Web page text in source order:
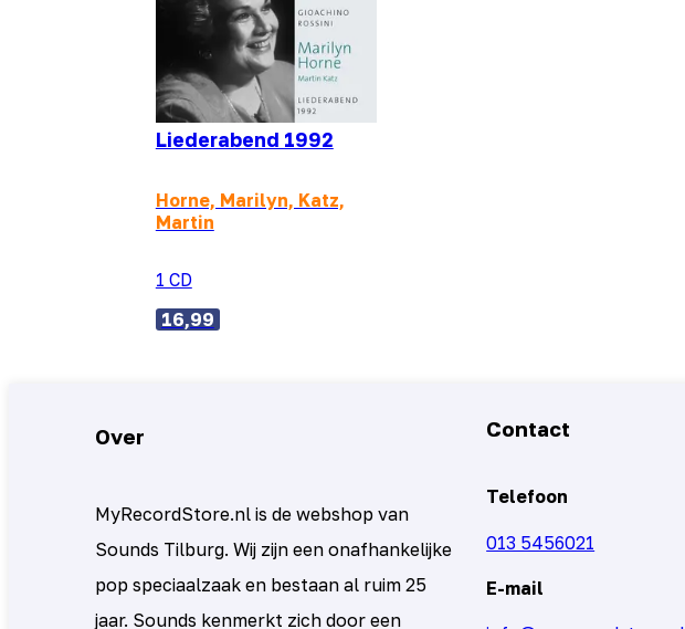
Liederabend 1992
Horne, Marilyn, Katz,
Martin
1 CD
16,99
Over
MyRecordStore.nl is de webshop van
Sounds Tilburg. Wij zijn een onafhankelijke
pop speciaalzaak en bestaan al ruim 25
jaar. Sounds kenmerkt zich door een
Contact
Telefoon
013 5456021
E-mail